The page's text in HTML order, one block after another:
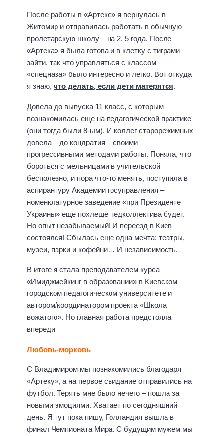
После работы в «Артеке» я вернулась в
Житомир и отправилась работать в обычную
пролетарскую школу – на 2, 5 года. После
«Артека» я была готова и в клетку с тиграми
зайти, так что управляться с классом
«спецназа» было интересно и легко. Вот откуда
я знаю, что делать, если дети матерятся.
Довела до выпуска 11 класс, с которым
познакомилась еще на педагогической практике
(они тогда были 8-ым). И коллег старорежимных
довела – до кондратия – своими
прогрессивными методами работы. Поняла, что
бороться с мельницами в учительской
бесполезно, и пора что-то менять, поступила в
аспирантуру Академии госуправления –
номенклатурное заведение «при Президенте
Украины» еще похлеще педколлектива будет.
Но опыт незабываемый! И переезд в Киев
состоялся! Сбылась еще одна мечта: театры,
музеи, парки и кофейни… И независимость.
В итоге я стала преподавателем курса
«Имиджмейкинг в образовании» в Киевском
городском педагогическом университете и
автором/координатором проекта «Школа
вожатого». Но главная работа предстояла
впереди!
Любовь-морковь
С Владимиром мы познакомились благодаря
«Артеку», а на первое свидание отправились на
футбол. Терять мне было нечего – пошла за
новыми эмоциями. Хватает по сегодняшний
день. Я тут пока пишу, Голландия вышла в
финал Чемпионата Мира. С будущим мужем мы